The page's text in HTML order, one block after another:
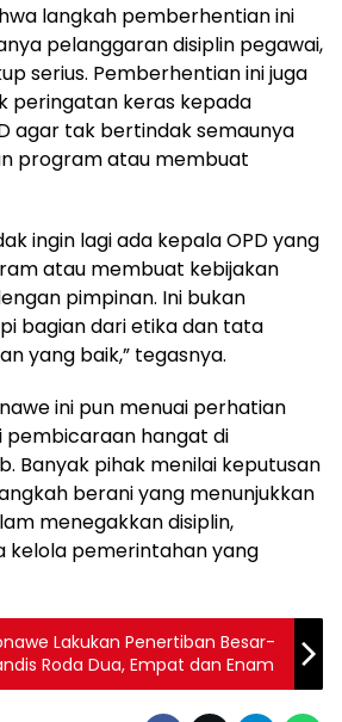
langkah pemberhentian ini
pelanggaran disiplin pegawai,
serius. Pemberhentian ini juga
peringatan keras kepada
agar tak bertindak semaunya
program atau membuat
ingin lagi ada kepala OPD yang
atau membuat kebijakan
pimpinan. Ini bukan
bagian dari etika dan tata
yang baik,” tegasnya.
ini pun menuai perhatian
pembicaraan hangat di
Banyak pihak menilai keputusan
berani yang menunjukkan
menegakkan disiplin,
kelola pemerintahan yang
Lakukan Penertiban Besar-
Roda Dua, Empat dan Enam